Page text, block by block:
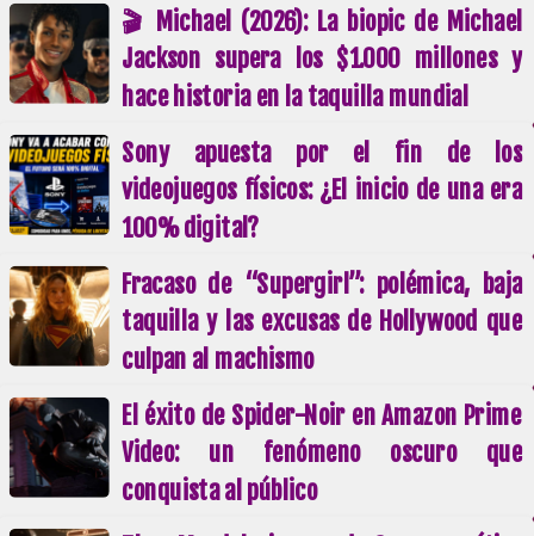
🎬 Michael (2026): La biopic de Michael
Jackson supera los $1.000 millones y
hace historia en la taquilla mundial
Sony apuesta por el fin de los
videojuegos físicos: ¿El inicio de una era
100% digital?
Fracaso de “Supergirl”: polémica, baja
taquilla y las excusas de Hollywood que
culpan al machismo
El éxito de Spider-Noir en Amazon Prime
Video: un fenómeno oscuro que
conquista al público